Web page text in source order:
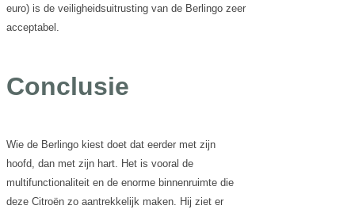
euro) is de veiligheidsuitrusting van de Berlingo zeer
acceptabel.
Conclusie
Wie de Berlingo kiest doet dat eerder met zijn
hoofd, dan met zijn hart. Het is vooral de
multifunctionaliteit en de enorme binnenruimte die
deze Citroën zo aantrekkelijk maken. Hij ziet er